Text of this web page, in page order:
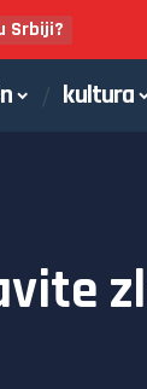
Srbiji?
kultura